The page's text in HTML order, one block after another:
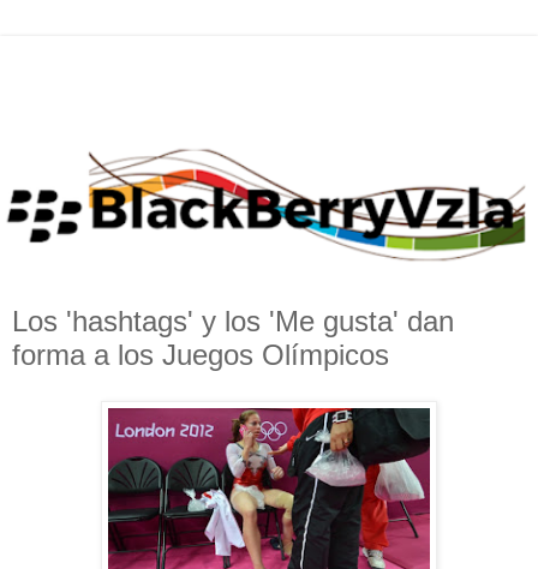
Los 'hashtags' y los 'Me gusta' dan
forma a los Juegos Olímpicos